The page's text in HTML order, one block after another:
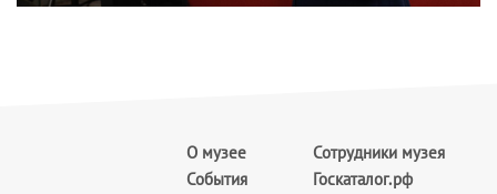
О музее
События
Сотрудники музея
Госкаталог.рф